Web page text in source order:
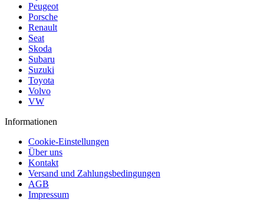
Peugeot
Porsche
Renault
Seat
Skoda
Subaru
Suzuki
Toyota
Volvo
VW
Informationen
Cookie-Einstellungen
Über uns
Kontakt
Versand und Zahlungsbedingungen
AGB
Impressum